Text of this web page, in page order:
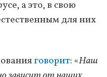
а это, в свою
для них
говорит: «Наш